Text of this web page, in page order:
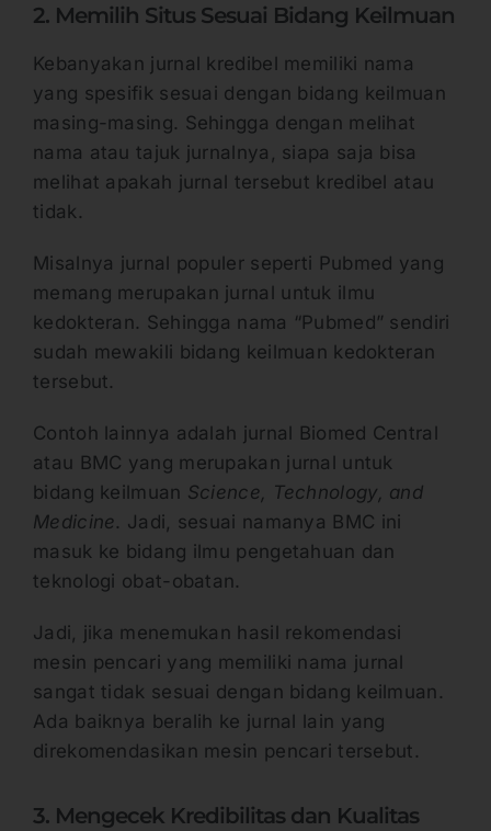
2. Memilih Situs Sesuai Bidang Keilmuan
Kebanyakan jurnal kredibel memiliki nama
yang spesifik sesuai dengan bidang keilmuan
masing-masing. Sehingga dengan melihat
nama atau tajuk jurnalnya, siapa saja bisa
melihat apakah jurnal tersebut kredibel atau
tidak.
Misalnya jurnal populer seperti Pubmed yang
memang merupakan jurnal untuk ilmu
kedokteran. Sehingga nama “Pubmed” sendiri
sudah mewakili bidang keilmuan kedokteran
tersebut.
Contoh lainnya adalah jurnal Biomed Central
atau BMC yang merupakan jurnal untuk
bidang keilmuan Science, Technology, and
Medicine. Jadi, sesuai namanya BMC ini
masuk ke bidang ilmu pengetahuan dan
teknologi obat-obatan.
Jadi, jika menemukan hasil rekomendasi
mesin pencari yang memiliki nama jurnal
sangat tidak sesuai dengan bidang keilmuan.
Ada baiknya beralih ke jurnal lain yang
direkomendasikan mesin pencari tersebut.
3. Mengecek Kredibilitas dan Kualitas